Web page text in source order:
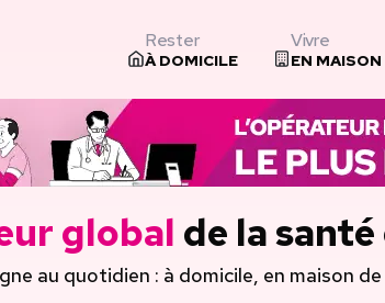
Rester
À DOMICILE
Vivre
EN
global de la
au quotidien : à domicile, en maison